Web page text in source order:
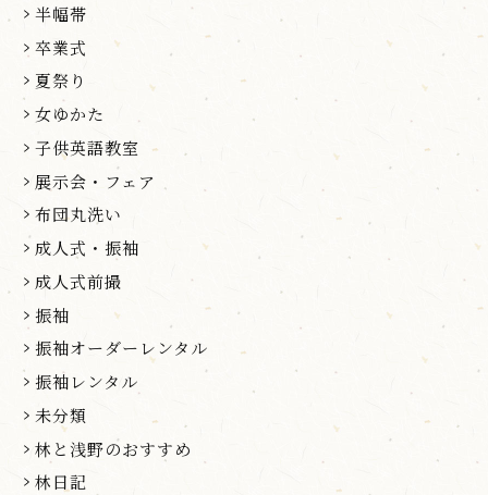
半幅帯
卒業式
夏祭り
女ゆかた
子供英語教室
展示会・フェア
布団丸洗い
成人式・振袖
成人式前撮
振袖
振袖オーダーレンタル
振袖レンタル
未分類
林と浅野のおすすめ
林日記